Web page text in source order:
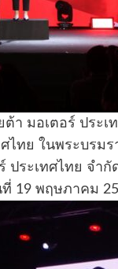
า มอเตอร์ ประเ
ทย ในพระบรม
ระเทศไทย จำ
ที่ 19 พฤษภาคม